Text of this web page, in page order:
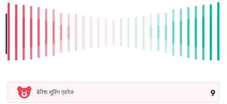
बेरिश मूविंग एवरेज 9